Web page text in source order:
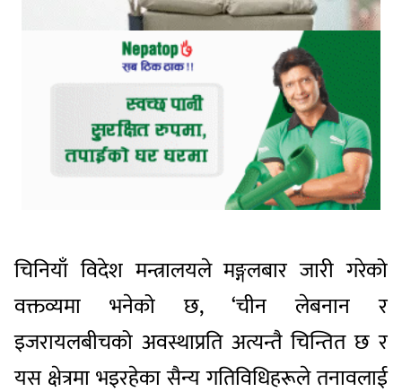
चिनियाँ विदेश मन्त्रालयले मङ्गलबार जारी गरेको
वक्तव्यमा भनेको छ, ‘चीन लेबनान र
इजरायलबीचको अवस्थाप्रति अत्यन्तै चिन्तित छ र
यस क्षेत्रमा भइरहेका सैन्य गतिविधिहरूले तनावलाई